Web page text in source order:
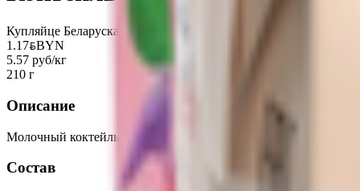
Купляйце Беларускае
1.17BYNBYN
5.57 руб/кг
210 г
Описание
Молочный коктейль Рогачевъ пломбир, 2.5%, 210г.
Состав